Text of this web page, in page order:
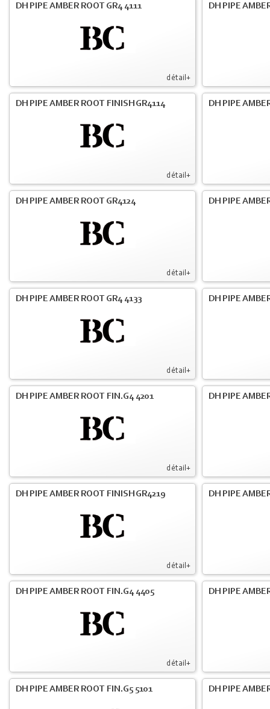
détail+
DH PIPE AMBER ROOT GR4 4111 DH PIPE
détail+
DH PIPE AMBER ROOT FINISH GR4114 DH PIPE
détail+
DH PIPE AMBER ROOT GR4124 DH PIPE
détail+
DH PIPE AMBER ROOT GR4 4133 DH PIPE
détail+
DH PIPE AMBER ROOT FIN.G4 4201 DH PIPE
détail+
DH PIPE AMBER ROOT FINISH GR4219 DH PIPE
détail+
DH PIPE AMBER ROOT FIN.G4 4405 DH PIPE
DH PIPE AMBER ROOT FIN.G5 5101 DH PIPE